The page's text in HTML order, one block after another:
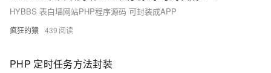
HYBBS 表白墙网站PHP程序源码 可封装成APP
疯狂的猿 439
PHP 定时任务方法封装